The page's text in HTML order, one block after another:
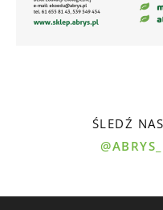
ŚLEDŹ